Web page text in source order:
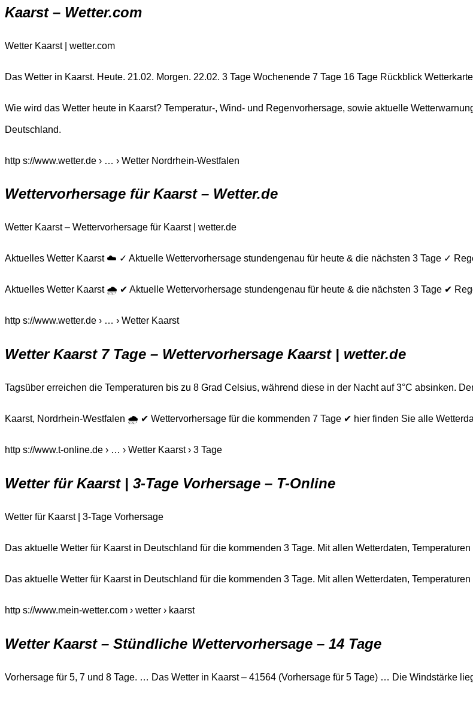
Kaarst – Wetter.com
Wetter Kaarst | wetter.com
Das Wetter in Kaarst. Heute. 21.02. Morgen. 22.02. 3 Tage Wochenende 7 Tage 16 Tage Rückblick
Wie wird das Wetter heute in Kaarst? Temperatur-, Wind- und Regenvorhersage, sowie aktuelle
Deutschland.
http s://www.wetter.de › … › Wetter Nordrhein-Westfalen
Wettervorhersage für Kaarst – Wetter.de
Wetter Kaarst – Wettervorhersage für Kaarst | wetter.de
Aktuelles Wetter Kaarst ☁️ ✓ Aktuelle Wettervorhersage stundengenau für heute & die nächsten 3 Tage ✓
Aktuelles Wetter Kaarst 🌧️ ✔ Aktuelle Wettervorhersage stundengenau für heute & die nächsten 3 Tage ✔
http s://www.wetter.de › … › Wetter Kaarst
Wetter Kaarst 7 Tage – Wettervorhersage Kaarst | wetter.de
Tagsüber erreichen die Temperaturen bis zu 8 Grad Celsius, während diese in der Nacht auf 3°C absinken.
Kaarst, Nordrhein-Westfalen 🌧️ ✔ Wettervorhersage für die kommenden 7 Tage ✔ hier finden Sie alle
http s://www.t-online.de › … › Wetter Kaarst › 3 Tage
Wetter für Kaarst | 3-Tage Vorhersage – T-Online
Wetter für Kaarst | 3-Tage Vorhersage
Das aktuelle Wetter für Kaarst in Deutschland für die kommenden 3 Tage. Mit allen Wetterdaten,
Das aktuelle Wetter für Kaarst in Deutschland für die kommenden 3 Tage. Mit allen Wetterdaten,
http s://www.mein-wetter.com › wetter › kaarst
Wetter Kaarst – Stündliche Wettervorhersage – 14 Tage
Vorhersage für 5, 7 und 8 Tage. … Das Wetter in Kaarst – 41564 (Vorhersage für 5 Tage) … Die Windstärke